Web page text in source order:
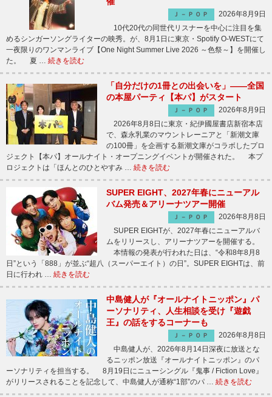
Ｊ－ＰＯＰ
2026年8月9日
10代20代の同世代リスナーを中心に注目を集
めるシンガーソングライターの映秀。が、8月1日に東京・Spotify O-WESTにて
一夜限りのワンマンライブ【One Night Summer Live 2026 ～色祭～】を開催し
た。 夏 … 続きを読む
「自分だけの1冊との出会いを」――全国
の本屋パーティ【本パ】がスタート
Ｊ－ＰＯＰ
2026年8月9日
2026年8月8日に東京・紀伊國屋書店新宿本店
で、森永乳業のマウントレーニアと「新潮文庫
の100冊」を企画する新潮文庫がコラボしたプロ
ジェクト【本パ】オールナイト・オープニングイベントが開催された。 本プ
ロジェクトは「ほんとのひとやすみ … 続きを読む
SUPER EIGHT、2027年春にニューアル
バム発売＆アリーナツアー開催
Ｊ－ＰＯＰ
2026年8月8日
SUPER EIGHTが、2027年春にニューアルバ
ムをリリースし、アリーナツアーを開催する。
本情報の発表が行われた日は、“令和8年8月8
日”という「888」が並ぶ“超八（スーパーエイト）の日”。SUPER EIGHTは、前
日に行われ … 続きを読む
中島健人が『オールナイトニッポン』パ
ーソナリティ、人生相談を受け『遊戯
王』の話をするコーナーも
Ｊ－ＰＯＰ
2026年8月8日
中島健人が、2026年8月14日深夜に放送とな
るニッポン放送『オールナイトニッポン』のパ
ーソナリティを担当する。 8月19日にニューシングル『鬼事 / Fiction Love』
がリリースされることを記念して、中島健人が通称“1部”のパ … 続きを読む